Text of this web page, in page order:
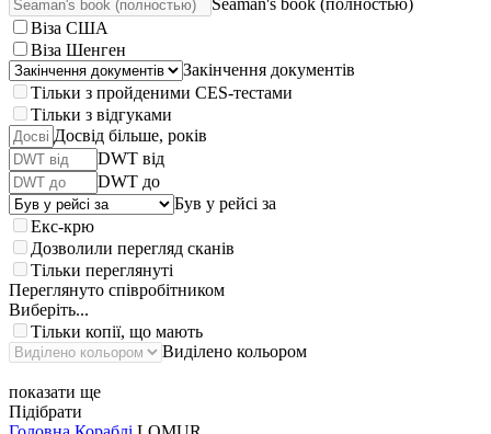
Seaman's book (полностью)
Віза США
Віза Шенген
Закінчення документів
Тільки з пройденими CES-тестами
Тільки з відгуками
Досвід більше, років
DWT від
DWT до
Був у рейсі за
Екс-крю
Дозволили перегляд сканів
Тільки переглянуті
Переглянуто співробітником
Виберіть...
Тільки копії, що мають
Виділено кольором
показати ще
Підібрати